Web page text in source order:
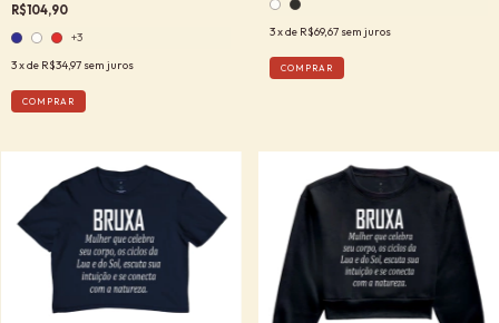
R$104,90
+3
3x de R$34,97 sem juros
COMPRAR
3x de R$69,67 sem juros
COMPRAR